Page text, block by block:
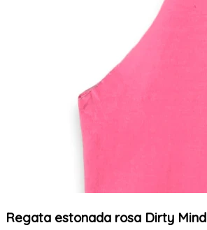
Regata estonada rosa Dirty Mind